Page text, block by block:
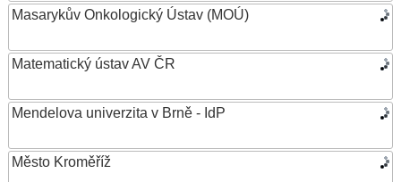
Masarykův Onkologický Ústav (MOÚ)
Matematický ústav AV ČR
Mendelova univerzita v Brně - IdP
Město Kroměříž